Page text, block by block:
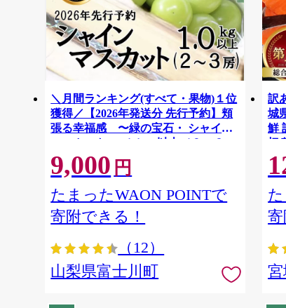
＼月間ランキング(すべて・果物)１位
獲得／【2026年発送分 先行予約】頬
張る幸福感 〜緑の宝石・ シャイン
マスカット 〜 １ｋｇ以上（２〜３
房） フルーツ 山梨県産 果物 くだも
の シャイン マスカット ぶどう ブド
ウ 葡萄 大粒 種なし 先行予約 富士川
町 10000円 一万円 9000円 九千円
9,000 円
たまったWAON POINTで
寄附できる！
（12）
山梨県富士川町
訳
城
鮮
切
ず
わ
寄